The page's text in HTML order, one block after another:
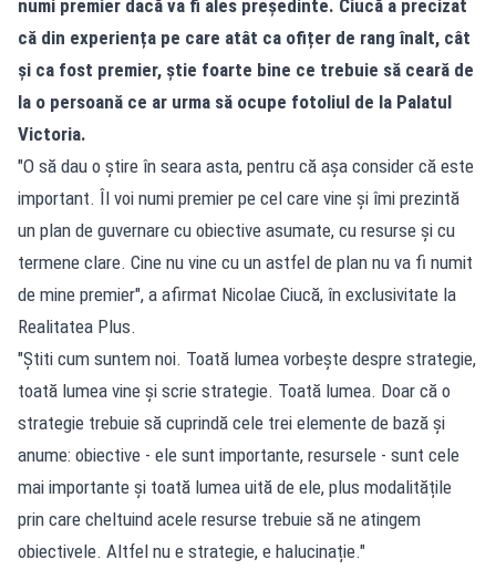
numi premier dacă va fi ales președinte. Ciucă a precizat
că din experiența pe care atât ca ofițer de rang înalt, cât
și ca fost premier, știe foarte bine ce trebuie să ceară de
la o persoană ce ar urma să ocupe fotoliul de la Palatul
Victoria.
"O să dau o știre în seara asta, pentru că așa consider că este
important. Îl voi numi premier pe cel care vine și îmi prezintă
un plan de guvernare cu obiective asumate, cu resurse și cu
termene clare. Cine nu vine cu un astfel de plan nu va fi numit
de mine premier", a afirmat Nicolae Ciucă, în exclusivitate la
Realitatea Plus.
"Știti cum suntem noi. Toată lumea vorbește despre strategie,
toată lumea vine și scrie strategie. Toată lumea. Doar că o
strategie trebuie să cuprindă cele trei elemente de bază și
anume: obiective - ele sunt importante, resursele - sunt cele
mai importante și toată lumea uită de ele, plus modalitățile
prin care cheltuind acele resurse trebuie să ne atingem
obiectivele. Altfel nu e strategie, e halucinație."